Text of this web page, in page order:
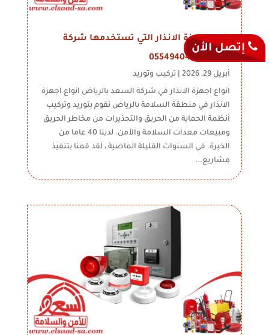
انواع اجهزة الانذار التي تستخدمها شركة
السعد 0554940497
أبريل 29, 2026 | تركيب وتوريد
انواع اجهزة الانذار في شركة السعد بالرياض انواع اجهزة
الانذار في منطقة السلامة بالرياض نقوم بتوريد وتركيب
أنظمة الحماية من الحريق والتحذيرات من مخاطر الحريق
ومبيعات معدات السلامة والأمن. لدينا 40 عاما من
الخبرة. في السنوات القليلة الماضية ، لقد قمنا بتنفيذ
مشاريع...
إتصل الأن